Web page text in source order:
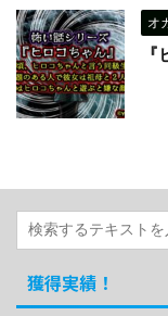
オ
獲得実績！